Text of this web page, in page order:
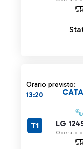
Orario previsto:
13:20
LG
Operato
T1